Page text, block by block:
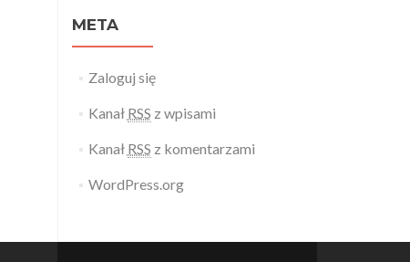
META
Zaloguj się
Kanał RSS z wpisami
Kanał RSS z komentarzami
WordPress.org